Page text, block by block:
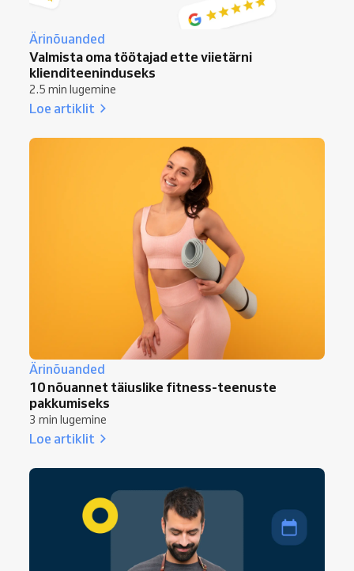
Ärinõuanded
Valmista oma töötajad ette viietärni
klienditeeninduseks
2.5 min lugemine
Loe artiklit
Ärinõuanded
10 nõuannet täiuslike fitness-teenuste
pakkumiseks
3 min lugemine
Loe artiklit